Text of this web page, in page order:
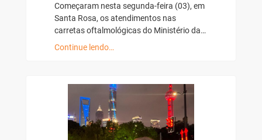
Começaram nesta segunda-feira (03), em
Santa Rosa, os atendimentos nas
carretas oftalmológicas do Ministério da…
Continue lendo…